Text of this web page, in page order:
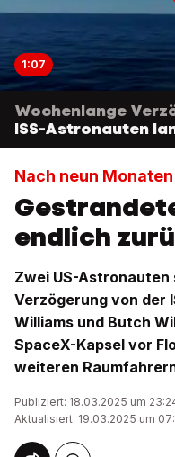
1:07
Wochenlange
ISS-Astronauten
Nach neun
endlich
Zwei US-
Verzögerung von der
Williams und Butch
SpaceX-Kapsel vor
weiteren
Publiziert: 18.03.2025 um
Aktualisiert: 19.03.2025 um